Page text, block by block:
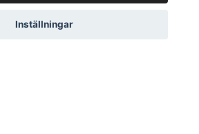
Inställningar